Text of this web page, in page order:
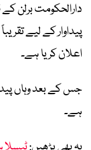
دارالحکومت برلن
اعلان کریا ہے۔
جس کے بعد وہاں
ہے۔